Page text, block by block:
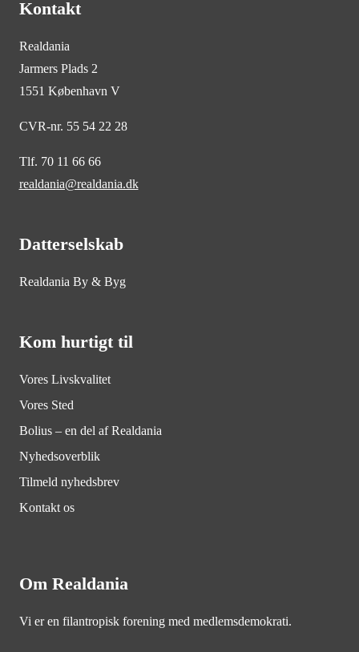
Kontakt
Realdania
Jarmers Plads 2
1551 København V
CVR-nr. 55 54 22 28
Tlf. 70 11 66 66
realdania@realdania.dk
Datterselskab
Realdania By & Byg
Kom hurtigt til
Vores Livskvalitet
Vores Sted
Bolius – en del af Realdania
Nyhedsoverblik
Tilmeld nyhedsbrev
Kontakt os
Om Realdania
Vi er en filantropisk forening med medlemsdemokrati.